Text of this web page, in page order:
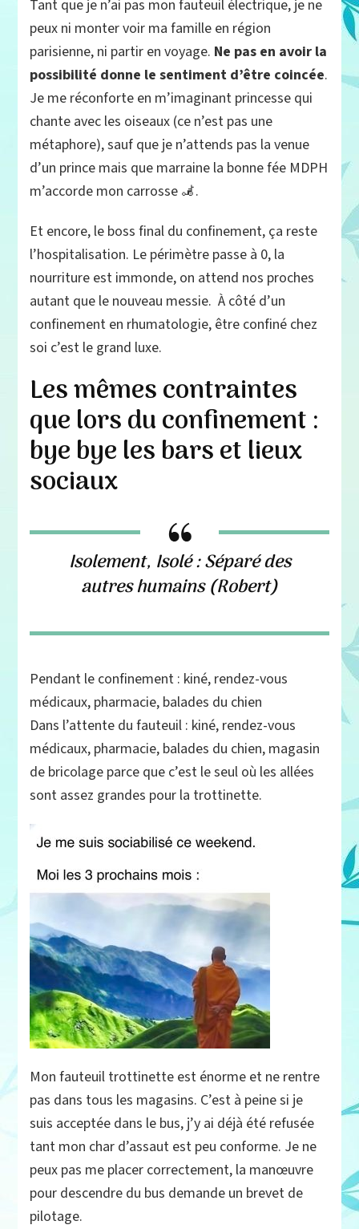
Tant que je n’ai pas mon fauteuil électrique, je ne
peux ni monter voir ma famille en région
parisienne, ni partir en voyage. Ne pas en avoir la
possibilité donne le sentiment d’être coincée.
Je me réconforte en m’imaginant princesse qui
chante avec les oiseaux (ce n’est pas une
métaphore), sauf que je n’attends pas la venue
d’un prince mais que marraine la bonne fée MDPH
m’accorde mon carrosse 🦼.
Et encore, le boss final du confinement, ça reste
l’hospitalisation. Le périmètre passe à 0, la
nourriture est immonde, on attend nos proches
autant que le nouveau messie. À côté d’un
confinement en rhumatologie, être confiné chez
soi c’est le grand luxe.
Les mêmes contraintes
que lors du confinement :
bye bye les bars et lieux
sociaux
Isolement, Isolé : Séparé des
autres humains (Robert)
Pendant le confinement : kiné, rendez-vous
médicaux, pharmacie, balades du chien
Dans l’attente du fauteuil : kiné, rendez-vous
médicaux, pharmacie, balades du chien, magasin
de bricolage parce que c’est le seul où les allées
sont assez grandes pour la trottinette.
Mon fauteuil trottinette est énorme et ne rentre
pas dans tous les magasins. C’est à peine si je
suis acceptée dans le bus, j’y ai déjà été refusée
tant mon char d’assaut est peu conforme. Je ne
peux pas me placer correctement, la manœuvre
pour descendre du bus demande un brevet de
pilotage.